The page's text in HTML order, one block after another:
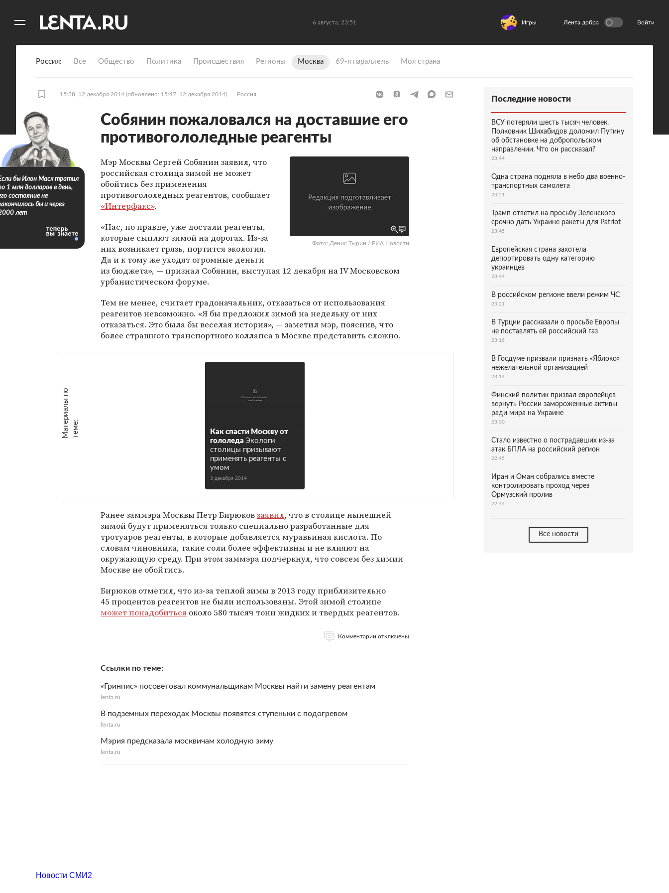
6 августа, 23:51 Игры Лента добра Войти
Россия Все Общество Политика Происшествия Регионы Москва 69-я параллель Моя страна
15:38, 12 декабря 2014 (обновлено: 15:47, 12 декабря 2014) Россия
Собянин пожаловался на доставшие его
противогололедные реагенты
Фото: Денис Тырин / РИА Новости
Мэр Москвы Сергей Собянин заявил, что
российская столица зимой не может
обойтись без применения
противогололедных реагентов, сообщает
«Интерфакс».
«Нас, по правде, уже достали реагенты,
которые сыплют зимой на дорогах. Из-за
них возникает грязь, портится экология.
Да и к тому же уходят огромные деньги
из бюджета», — признал Собянин, выступая 12 декабря на IV Московском
урбанистическом форуме.
Тем не менее, считает градоначальник, отказаться от использования
реагентов невозможно. «Я бы предложил зимой на недельку от них
отказаться. Это была бы веселая история», — заметил мэр, пояснив, что
более страшного транспортного коллапса в Москве представить сложно.
М
а
т е
р
и
а
л
ы
п
о
т
е
м
е :
Как спасти Москву от
гололеда Экологи
столицы призывают
применять реагенты с
умом
3 декабря 2014
Ранее заммэра Москвы Петр Бирюковзаявил, что в столице нынешней
зимой будут применяться только специально разработанные для
тротуаров реагенты, в которые добавляется муравьиная кислота. По
словам чиновника, такие соли более эффективны и не влияют на
окружающую среду. При этом заммэра подчеркнул, что совсем без химии
Москве не обойтись.
Бирюков отметил, что из-за теплой зимы в 2013 году приблизительно
45 процентов реагентов не были использованы. Этой зимой столице
может понадобиться около 580 тысяч тонн жидких и твердых реагентов.
Комментарии отключены
Ссылки по теме
«Гринпис» посоветовал коммунальщикам Москвы найти замену реагентам
lenta.ru
В подземных переходах Москвы появятся ступеньки с подогревом
lenta.ru
Мэрия предсказала москвичам холодную зиму
lenta.ru
бы Илон Маск тратил
1 млн долларов в день,
состояние не
бы и через
лет
Последние новости
ВСУ потеряли шесть тысяч человек.
Полковник Шихабидов доложил Путину
об обстановке на добропольском
направлении. Что он рассказал?
23:44
Одна страна подняла в небо два военно-
транспортных самолета
23:51
Трамп ответил на просьбу Зеленского
срочно дать Украине ракеты для Patriot
23:45
Европейская страна захотела
депортировать одну категорию
украинцев
23:44
В российском регионе ввели режим ЧС
23:21
В Турции рассказали о просьбе Европы
не поставлять ей российский газ
23:16
В Госдуме призвали признать «Яблоко»
нежелательной организацией
23:14
Финский политик призвал европейцев
вернуть России замороженные активы
ради мира на Украине
23:00
Стало известно о пострадавших из-за
атак БПЛА на российский регион
22:45
Иран и Оман собрались вместе
контролировать проход через
Ормузский пролив
22:44
Все новости
Новости СМИ2